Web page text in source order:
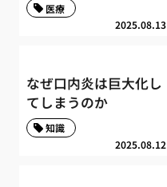
2025.08.13
医療
なぜ口内炎は巨大化し
てしまうのか
2025.08.12
知識